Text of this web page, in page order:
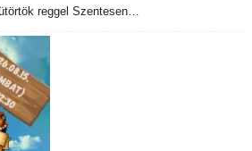
reggel Szentesen…